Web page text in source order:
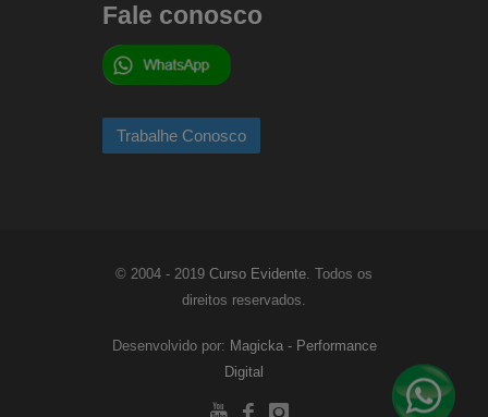
Fale conosco
© 2004 - 2019 Curso Evidente. Todos os
direitos reservados.
Desenvolvido por: Magicka - Performance
Digital